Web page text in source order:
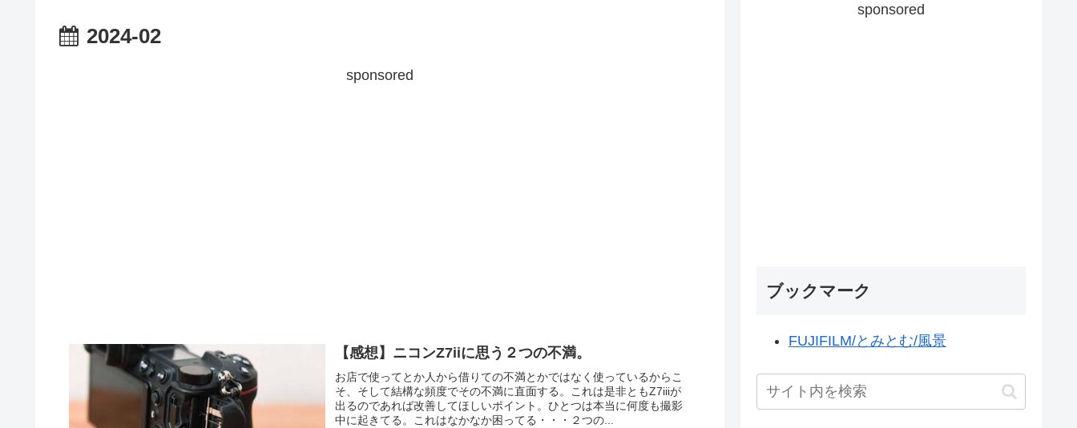
2024-02
sponsored
【感想】ニコンZ7iiに思う２つの不満。
お店で使ってとか人から借りての不満とかではなく使っているからこ
そ、そして結構な頻度でその不満に直面する。これは是非ともZ7iiiが
出るのであれば改善してほしいポイント。ひとつは本当に何度も撮影
中に起きてる。これはなかなか困ってる・・・２つの...
sponsored
ブックマーク
FUJIFILM/とみとむ/風景